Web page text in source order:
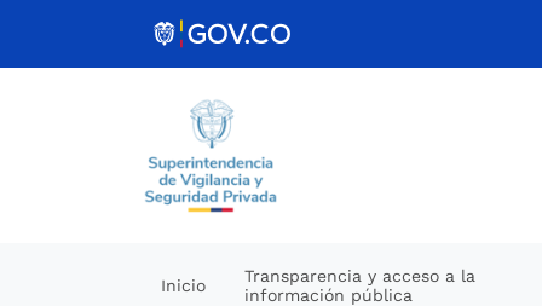
Inicio
Transparencia y acceso a la
información pública